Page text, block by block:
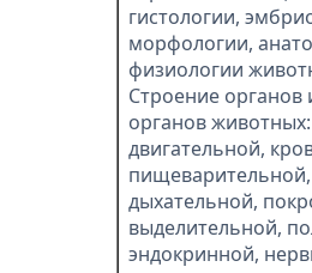
гистологии,
морфологии,
физиологии
Строение органов
органов
двигательной,
пищеварительной,
дыхательной,
выделительной,
эндокринной,